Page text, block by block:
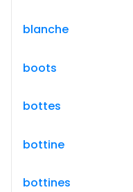
blanche
boots
bottes
bottine
bottines